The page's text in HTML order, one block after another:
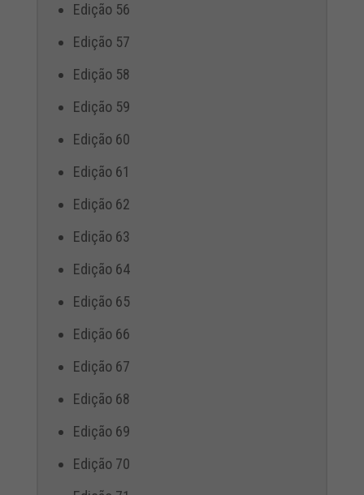
Edição 56
Edição 57
Edição 58
Edição 59
Edição 60
Edição 61
Edição 62
Edição 63
Edição 64
Edição 65
Edição 66
Edição 67
Edição 68
Edição 69
Edição 70